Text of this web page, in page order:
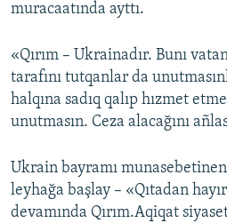
muracaatında ayttı.
«Qırım – Ukrainadır. Bunı
tarafını tutqanlar da
halqına sadıq qalıp hızmet
unutmasın. Ceza alacağını
Ukrain bayramı munasebetinen
leyhağa başlay – «Qıtadan
devamında Qırım.Aqiqat